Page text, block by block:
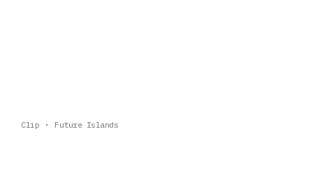
Clip Future Islands